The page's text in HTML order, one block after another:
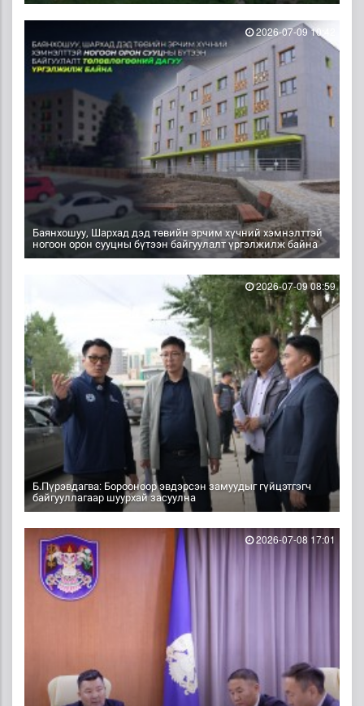
Баянхошуу, Шархад дэд төвийн эрчим хүчний хэмнэлттэй
ногоон орон сууцны бүтээн байгуулалт үргэлжилж байна
2026-07-09 10:42
Б.Пүрэвдагва: Борооноор эвдэрсэн замуудыг гүйцэтгэгч
байгууллагаар шуурхай засуулна
2026-07-09 08:59
2026-07-08 17:01